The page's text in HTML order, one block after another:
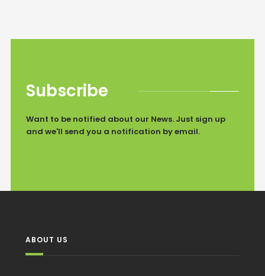
Subscribe
Want to be notified about our News. Just sign up
and we'll send you a notification by email.
ABOUT US